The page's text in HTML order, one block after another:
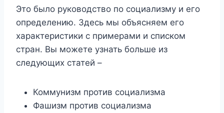
Это было руководство по социализму и его
определению. Здесь мы объясняем его
характеристики с примерами и списком
стран. Вы можете узнать больше из
следующих статей –
Коммунизм против социализма
Фашизм против социализма